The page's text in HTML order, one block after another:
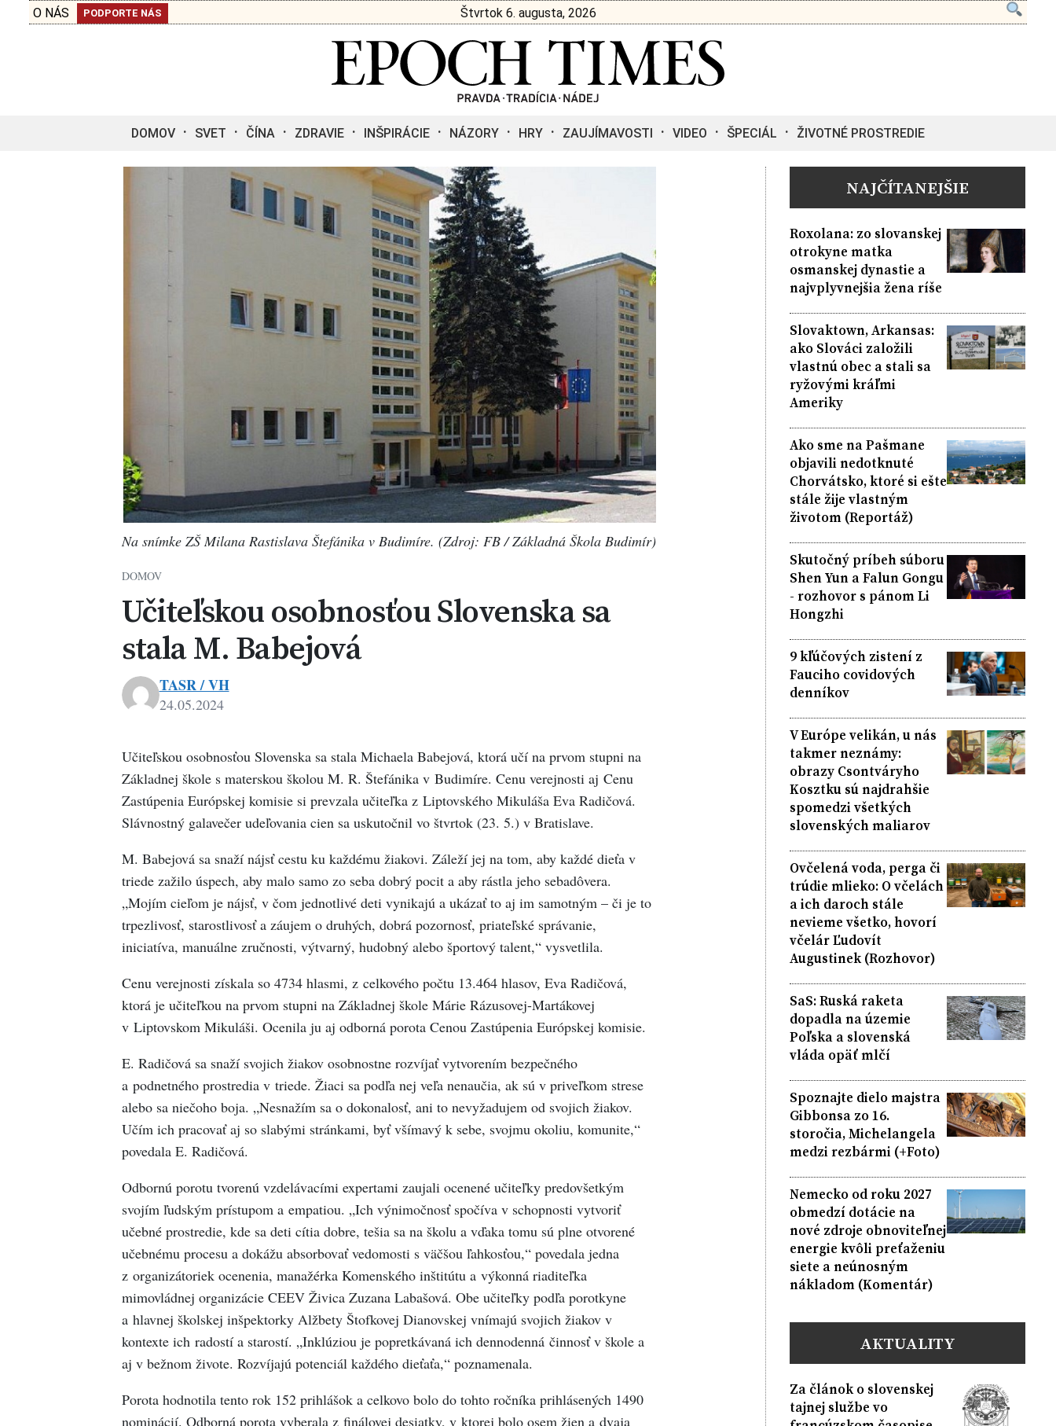
O NÁS PODPORTE NÁS Štvrtok 6. augusta, 2026
DOMOV SVET ČÍNA ZDRAVIE INŠPIRÁCIE NÁZORY HRY ZAUJÍMAVOSTI VIDEO ŠPECIÁL ŽIVOTNÉ PROSTREDIE
Na snímke ZŠ Milana Rastislava Štefánika v Budimíre. (Zdroj: FB / Základná Škola Budimír)
DOMOV
Učiteľskou osobnosťou Slovenska sa
stala M. Babejová
TASR / VH
24.05.2024
Učiteľskou osobnosťou Slovenska sa stala Michaela Babejová, ktorá učí na prvom stupni na
Základnej škole s materskou školou M. R. Štefánika v Budimíre. Cenu verejnosti aj Cenu
Zastúpenia Európskej komisie si prevzala učiteľka z Liptovského Mikuláša Eva Radičová.
Slávnostný galavečer udeľovania cien sa uskutočnil vo štvrtok (23. 5.) v Bratislave.
M. Babejová sa snaží nájsť cestu ku každému žiakovi. Záleží jej na tom, aby každé dieťa v
triede zažilo úspech, aby malo samo zo seba dobrý pocit a aby rástla jeho sebadôvera.
„Mojím cieľom je nájsť, v čom jednotlivé deti vynikajú a ukázať to aj im samotným – či je to
trpezlivosť, starostlivosť a záujem o druhých, dobrá pozornosť, priateľské správanie,
iniciatíva, manuálne zručnosti, výtvarný, hudobný alebo športový talent,“ vysvetlila.
Cenu verejnosti získala so 4734 hlasmi, z celkového počtu 13.464 hlasov, Eva Radičová,
ktorá je učiteľkou na prvom stupni na Základnej škole Márie Rázusovej-Martákovej
v Liptovskom Mikuláši. Ocenila ju aj odborná porota Cenou Zastúpenia Európskej komisie.
E. Radičová sa snaží svojich žiakov osobnostne rozvíjať vytvorením bezpečného
a podnetného prostredia v triede. Žiaci sa podľa nej veľa nenaučia, ak sú v priveľkom strese
alebo sa niečoho boja. „Nesnažím sa o dokonalosť, ani to nevyžadujem od svojich žiakov.
Učím ich pracovať aj so slabými stránkami, byť všímavý k sebe, svojmu okoliu, komunite,“
povedala E. Radičová.
Odbornú porotu tvorenú vzdelávacími expertami zaujali ocenené učiteľky predovšetkým
svojím ľudským prístupom a empatiou. „Ich výnimočnosť spočíva v schopnosti vytvoriť
učebné prostredie, kde sa deti cítia dobre, tešia sa na školu a vďaka tomu sú plne otvorené
učebnému procesu a dokážu absorbovať vedomosti s väčšou ľahkosťou,“ povedala jedna
z organizátoriek ocenenia, manažérka Komenského inštitútu a výkonná riaditeľka
mimovládnej organizácie CEEV Živica Zuzana Labašová. Obe učiteľky podľa porotkyne
a hlavnej školskej inšpektorky Alžbety Štofkovej Dianovskej vnímajú svojich žiakov v
kontexte ich radostí a starostí. „Inklúziou je popretkávaná ich dennodenná činnosť v škole a
aj v bežnom živote. Rozvíjajú potenciál každého dieťaťa,“ poznamenala.
Porota hodnotila tento rok 152 prihlášok a celkovo bolo do tohto ročníka prihlásených 1490
nominácií. Odborná porota vyberala z finálovej desiatky, v ktorej bolo osem žien a dvaja
NAJČÍTANEJŠIE
Roxolana: zo slovanskej
otrokyne matka
osmanskej dynastie a
najvplyvnejšia žena ríše
Slovaktown, Arkansas:
ako Slováci založili
vlastnú obec a stali sa
ryžovými kráľmi
Ameriky
Ako sme na Pašmane
objavili nedotknuté
Chorvátsko, ktoré si ešte
stále žije vlastným
životom (Reportáž)
Skutočný príbeh súboru
Shen Yun a Falun Gongu
- rozhovor s pánom Li
Hongzhi
9 kľúčových zistení z
Fauciho covidových
denníkov
V Európe velikán, u nás
takmer neznámy:
obrazy Csontváryho
Kosztku sú najdrahšie
spomedzi všetkých
slovenských maliarov
Ovčelená voda, perga či
trúdie mlieko: O včelách
a ich daroch stále
nevieme všetko, hovorí
včelár Ľudovít
Augustinek (Rozhovor)
SaS: Ruská raketa
dopadla na územie
Poľska a slovenská
vláda opäť mlčí
Spoznajte dielo majstra
Gibbonsa zo 16.
storočia, Michelangela
medzi rezbármi (+Foto)
Nemecko od roku 2027
obmedzí dotácie na
nové zdroje obnoviteľnej
energie kvôli preťaženiu
siete a neúnosným
nákladom (Komentár)
AKTUALITY
Za článok o slovenskej
tajnej službe vo